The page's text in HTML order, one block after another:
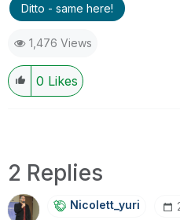
Ditto - same here!
1,476 Views
0 Likes
2 Replies
Nicolett_yuri